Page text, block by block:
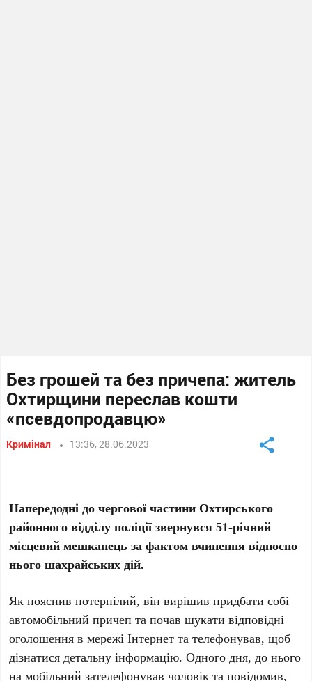
Без грошей та без причепа: житель
Охтирщини переслав кошти
«псевдопродавцю»
Кримінал 13:36, 28.06.2023
Напередодні до чергової частини Охтирського
районного відділу поліції звернувся 51-річний
місцевий мешканець за фактом вчинення відносно
нього шахрайських дій.
Як пояснив потерпілий, він вирішив придбати собі
автомобільний причеп та почав шукати відповідні
оголошення в мережі Інтернет та телефонував, щоб
дізнатися детальну інформацію. Одного дня, до нього
на мобільний зателефонував чоловік та повідомив,